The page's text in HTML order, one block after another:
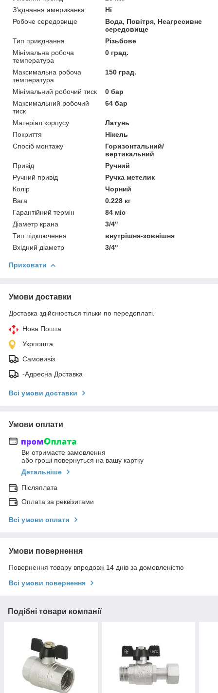
З'єднання американка
Ні
Робоче середовище
Вода, Повітря, Неагресивне
середовище
Тип приєднання
Різьбове
Мінімальна робоча
температура
0 град.
Максимальна робоча
температура
150 град.
Мінімальний робочий тиск
0 бар
Максимальний робочий
тиск
64 бар
Матеріал корпусу
Латунь
Покриття
Нікель
Спосіб монтажу
Горизонтальний/
вертикальний
Привід
Ручний
Ручний привід
Ручка метелик
Колір
Чорний
Вага
0.228 кг
Гарантійний термін
84 міс
Діаметр крана
3/4"
Тип підключення
внутрішня-зовнішня
Вхідний діаметр
3/4"
Приховати
Умови доставки
Доставка здійснюється тільки по передоплаті.
Нова Пошта
Укрпошта
Самовивіз
-Адресна Доставка
Всі умови доставки
Умови оплати
Ви отримаєте замовлення
або гроші повернуться на вашу картку
Детальніше
Післяплата
Оплата за реквізитами
Всі умови оплати
Умови повернення
Повернення товару впродовж 14 днів за домовленістю
Всі умови повернення
Подібні товари компанії